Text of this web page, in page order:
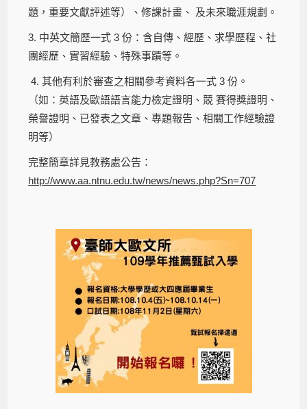
題，重要文獻評述等）、修課計畫、 及未來職涯規劃。
3. 中英文簡歷一式 3 份：含自傳、經歷、求學歷程、社
團經歷、實習經驗、特殊事蹟等。
4. 其他有利於審查之相關參考資料各一式 3 份。
（如：英語及歐語語言能力檢定證明、競 賽得獎證明、
榮譽證明、已發表之文章、專題報告、相關工作經驗證
明等）
完整簡章詳見教務處公告：
http://www.aa.ntnu.edu.tw/news/news.php?Sn=707